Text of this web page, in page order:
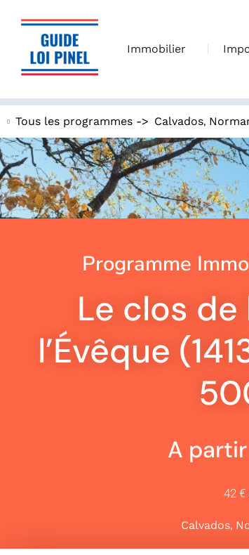
Immobilier
Tous les programmes -> Calvados,
Programme
Le clos de
l’Évêque
A
42 €
Calvados,